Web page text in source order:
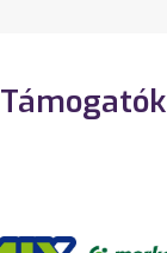
Támogatók